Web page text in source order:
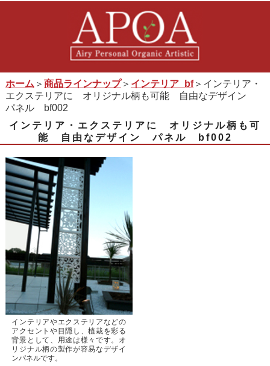
ホーム ＞ 商品ラインナップ＞ インテリア_bf＞インテリア・
エクステリアに オリジナル柄も可能 自由なデザイン
パネル bf002
インテリア・エクステリアに オリジナル柄も可
能 自由なデザイン パネル bf002
インテリアやエクステリアなどの
アクセントや目隠し、植栽を彩る
背景として、用途は様々です。オ
リジナル柄の製作が容易なデザイ
ンパネルです。